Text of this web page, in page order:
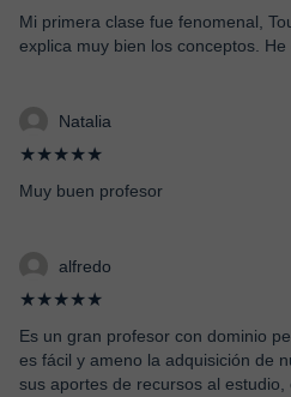
Mi primera clase fue fenomenal,
explica muy bien los conceptos. He
Natalia
★★★★★
Muy buen profesor
alfredo
★★★★★
Es un gran profesor con dominio
es fácil y ameno la adquisición de
sus aportes de recursos al estudio,